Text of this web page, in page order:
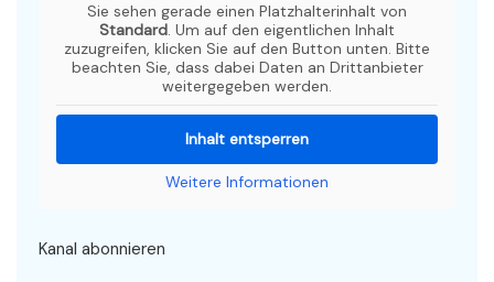
Sie sehen gerade einen Platzhalterinhalt von
Standard. Um auf den eigentlichen Inhalt
zuzugreifen, klicken Sie auf den Button unten. Bitte
beachten Sie, dass dabei Daten an Drittanbieter
weitergegeben werden.
Inhalt entsperren
Weitere Informationen
Kanal abonnieren